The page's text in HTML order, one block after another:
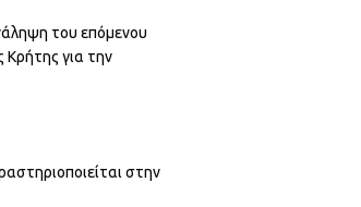
του επόμενου
για την
στην